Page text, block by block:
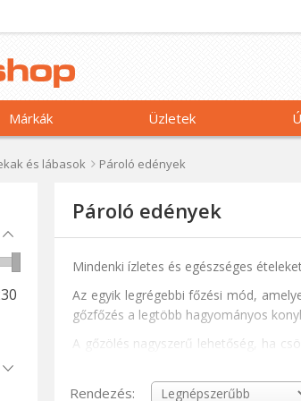
Márkák Üzletek
és lábasok Pároló edények
Pároló edények
Mindenki ízletes és egészséges
Az egyik legrégebbi főzési mód,
gőzfőzés a legtöbb hagyományos
A gőzölés nagyszerű lehetőség, ha
csecsemőknek és kisgyermekeknek
állagát, és jól megérdemelt vizuális
Rendezés: